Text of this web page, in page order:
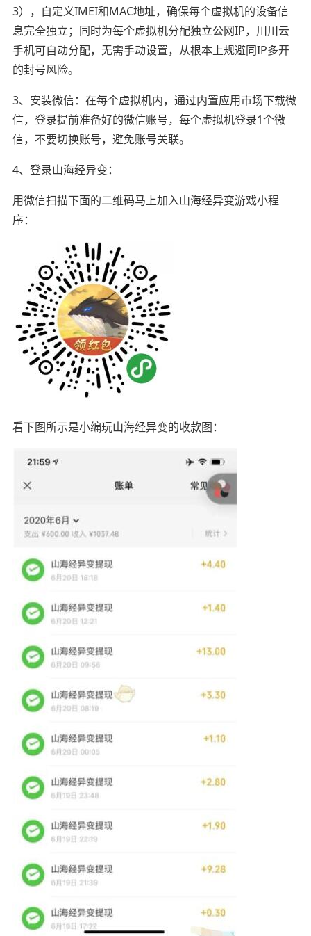
3），自定义IMEI和MAC地址，确保每个虚拟机的设备信
息完全独立；同时为每个虚拟机分配独立公网IP，川川云
手机可自动分配，无需手动设置，从根本上规避同IP多开
的封号风险。
3、安装微信：在每个虚拟机内，通过内置应用市场下载微
信，登录提前准备好的微信账号，每个虚拟机登录1个微
信，不要切换账号，避免账号关联。
4、登录山海经异变：
用微信扫描下面的二维码马上加入山海经异变游戏小程
序：
看下图所示是小编玩山海经异变的收款图：